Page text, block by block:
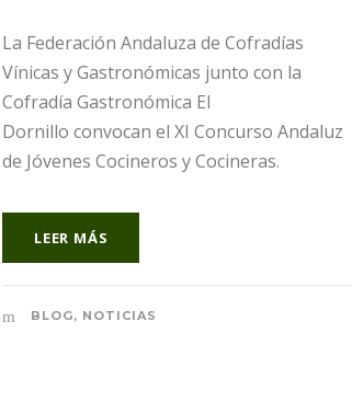
La Federación Andaluza de Cofradías
Vínicas y Gastronómicas junto con la
Cofradía Gastronómica El
Dornillo convocan el XI Concurso Andaluz
de Jóvenes Cocineros y Cocineras.
LEER MÁS
BLOG, NOTICIAS